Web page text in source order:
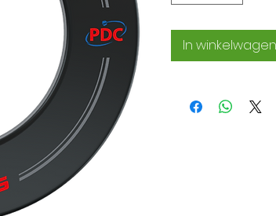
In winkelwagen